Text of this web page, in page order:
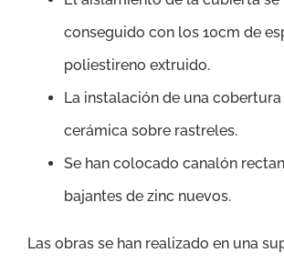
conseguido con los 10cm de
poliestireno extruido.
La instalación de una
cerámica sobre rastreles.
Se han colocado canalón
bajantes de zinc nuevos.
Las obras se han realizado en una